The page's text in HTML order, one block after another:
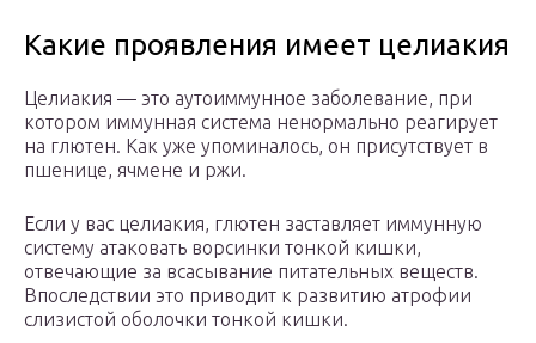
Какие проявления имеет целиакия
Целиакия — это аутоиммунное заболевание, при
котором иммунная система ненормально реагирует
на глютен. Как уже упоминалось, он присутствует в
пшенице, ячмене и ржи.
Если у вас целиакия, глютен заставляет иммунную
систему атаковать ворсинки тонкой кишки,
отвечающие за всасывание питательных веществ.
Впоследствии это приводит к развитию атрофии
слизистой оболочки тонкой кишки.